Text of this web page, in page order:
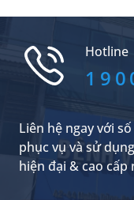
Hotline
Liên hệ ngay với
phục vụ và sử
hiện đại & cao cấp